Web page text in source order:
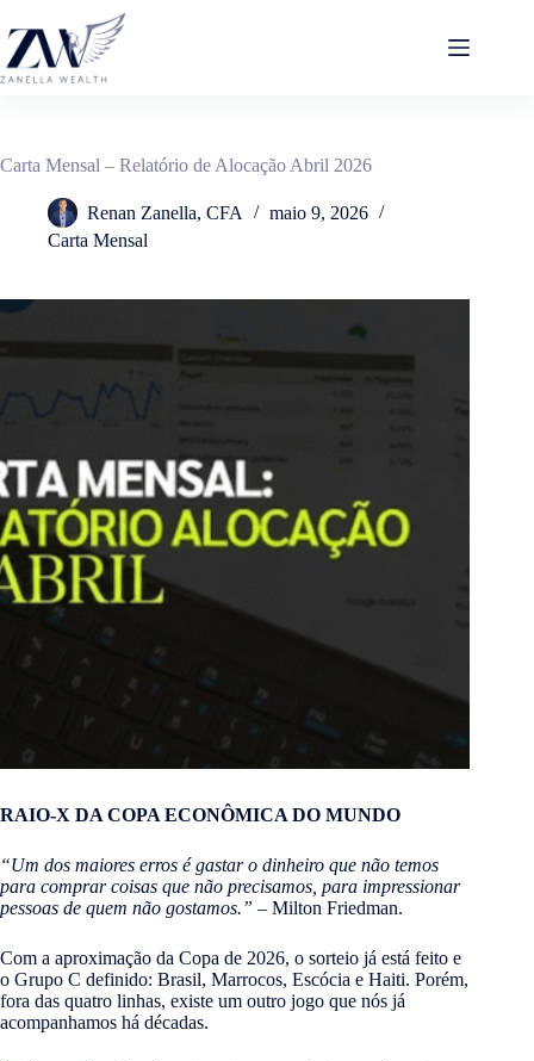
para
conteúdo
Carta Mensal – Relatório de Alocação Abril 2026
Renan Zanella, CFA
maio 9, 2026
Carta Mensal
RAIO-X DA COPA ECONÔMICA DO MUNDO
“Um dos maiores erros é gastar o dinheiro que não temos
para comprar coisas que não precisamos, para impressionar
pessoas de quem não gostamos.” – Milton Friedman.
Com a aproximação da Copa de 2026, o sorteio já está feito e
o Grupo C definido: Brasil, Marrocos, Escócia e Haiti. Porém,
fora das quatro linhas, existe um outro jogo que nós já
acompanhamos há décadas.